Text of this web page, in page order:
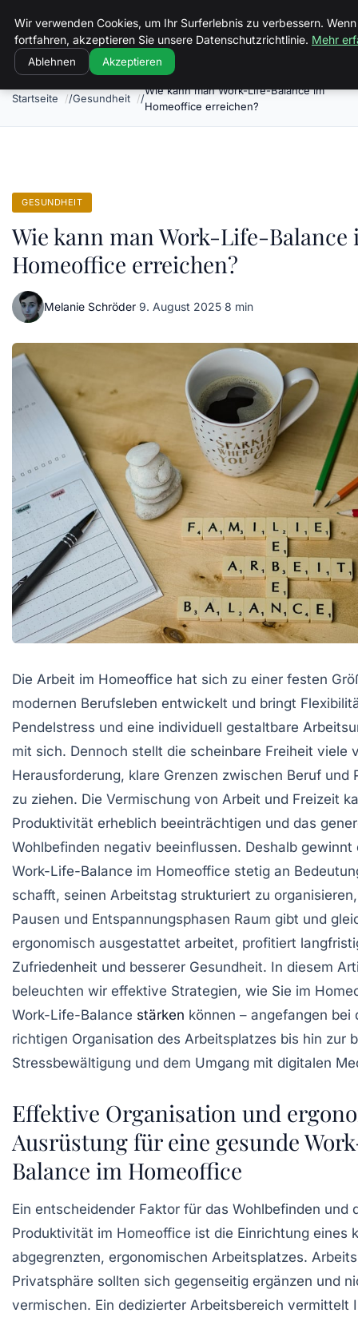
Luther In Bs
Startseite Gesundheit
Wie kann man Work-Life-Balance im
Homeoffice erreichen?
GESUNDHEIT
Wie kann man Work-Life-Balance
Homeoffice erreichen?
Melanie Schröder·9. August 2025·8 min
Die Arbeit im Homeoffice hat sich zu einer festen
modernen Berufsleben entwickelt und bringt
Pendelstress und eine individuell gestaltbare
mit sich. Dennoch stellt die scheinbare Freiheit viele
Herausforderung, klare Grenzen zwischen Beruf und
zu ziehen. Die Vermischung von Arbeit und Freizeit
Produktivität erheblich beeinträchtigen und das
Wohlbefinden negativ beeinflussen. Deshalb gewinnt
Work-Life-Balance im Homeoffice stetig an
schafft, seinen Arbeitstag strukturiert zu
Pausen und Entspannungsphasen Raum gibt und
ergonomisch ausgestattet arbeitet, profitiert
Zufriedenheit und besserer Gesundheit. In diesem
beleuchten wir effektive Strategien, wie Sie im
Work-Life-Balance stärken können – angefangen bei
richtigen Organisation des Arbeitsplatzes bis hin zur
Stressbewältigung und dem Umgang mit digitalen
Effektive Organisation und
Ausrüstung für eine gesunde
Balance im Homeoffice
Ein entscheidender Faktor für das Wohlbefinden und
Produktivität im Homeoffice ist die Einrichtung eines
abgegrenzten, ergonomischen Arbeitsplatzes.
Privatsphäre sollten sich gegenseitig ergänzen und
vermischen. Ein dedizierter Arbeitsbereich vermittelt
Wir verwenden Cookies, um Ihr Surferlebnis zu verbessern. Wenn
fortfahren, akzeptieren Sie unsere Datenschutzrichtlinie. Mehr
Ablehnen Akzeptieren